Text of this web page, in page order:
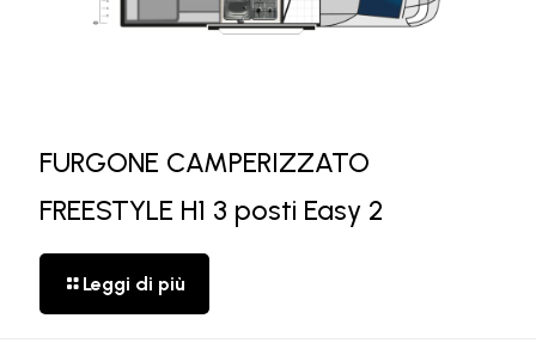
FURGONE CAMPERIZZATO
FREESTYLE H1 3 posti Easy 2
Leggi di più